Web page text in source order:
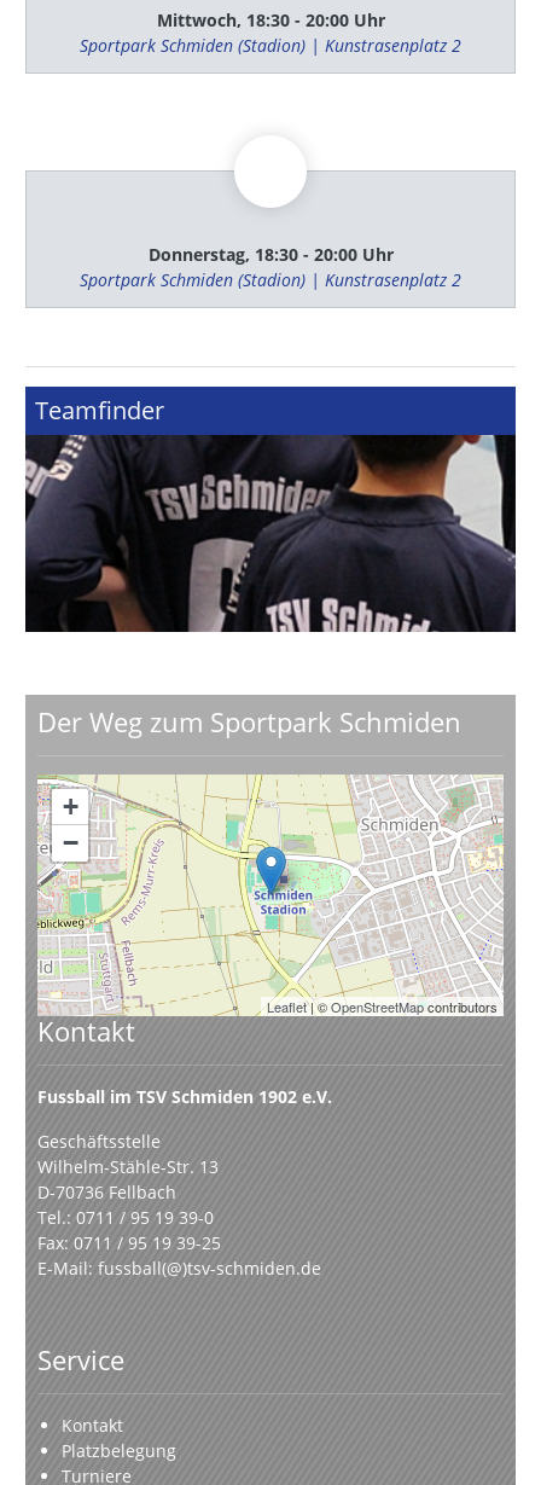
Mittwoch, 18:30 - 20:00 Uhr
Sportpark Schmiden (Stadion) | Kunstrasenplatz 2
Donnerstag, 18:30 - 20:00 Uhr
Sportpark Schmiden (Stadion) | Kunstrasenplatz 2
Teamfinder
Der Weg zum Sportpark Schmiden
+
−
Leaflet| ©OpenStreetMapcontributors
Kontakt
Fussball im TSV Schmiden 1902 e.V.
Geschäftsstelle
Wilhelm-Stähle-Str. 13
D-70736 Fellbach
Tel.: 0711 / 95 19 39-0
Fax: 0711 / 95 19 39-25
E-Mail: fussball(@)tsv-schmiden.de
Service
Kontakt
Platzbelegung
Turniere